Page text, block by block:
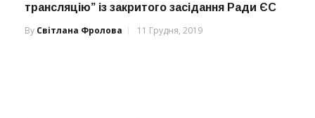
трансляцію” із закритого засідання Ради ЄС
By Світлана Фролова 11 Грудня, 2019